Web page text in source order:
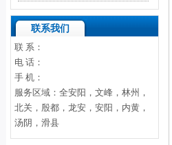
联系我们
联 系：
电 话：
手 机：
服务区域：全安阳，文峰，林州，
北关，殷都，龙安，安阳，内黄，
汤阴，滑县